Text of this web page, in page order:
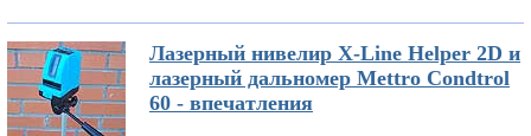
Лазерный нивелир X-Line Helper 2D и
лазерный дальномер Mettro Condtrol
60 - впечатления